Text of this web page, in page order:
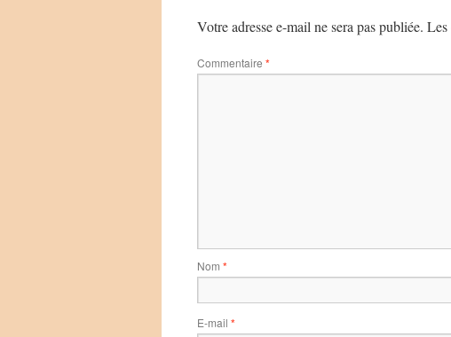
Votre adresse e-mail ne sera pas publiée. Les
Commentaire *
Nom *
E-mail *